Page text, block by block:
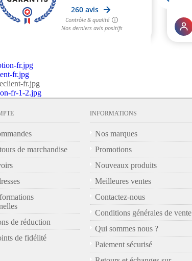
de marchandise
de réduction
de fidélité
INFORMATIONS
Nos marques
Promotions
Nouveaux produits
Meilleures ventes
Contactez-nous
Conditions générales de vente
Qui sommes nous ?
Paiement sécurisé